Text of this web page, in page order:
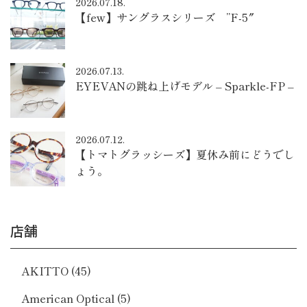
【few】サングラスシリーズ ”F-5″
2026.07.13.
EYEVANの跳ね上げモデル – Sparkle-FP –
2026.07.12.
【トマトグラッシーズ】夏休み前にどうでし
ょう。
店舗
AKITTO (45)
American Optical (5)